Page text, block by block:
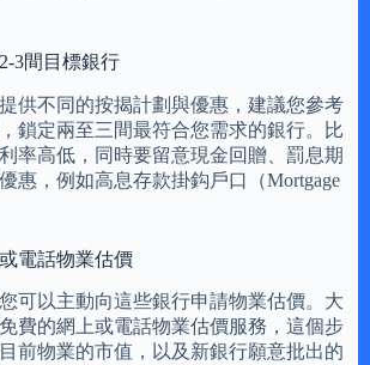
3間目標銀行
供不同的按揭計劃與優惠，建議您參考
鎖定兩至三間最符合您需求的銀行。比
率高低，同時要留意現金回贈、罰息期
惠，例如高息存款掛鈎戶口（Mortgage
電話物業估價
可以主動向這些銀行申請物業估價。大
費的網上或電話物業估價服務，這個步
前物業的市值，以及新銀行願意批出的